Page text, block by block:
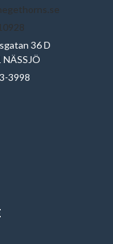
36 D
NÄSSJÖ
3998